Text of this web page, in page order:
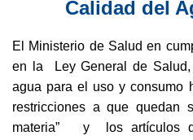
Calidad del
El Ministerio de Salud en
en la Ley General de
agua para el uso y consumo
restricciones a que quedan
materia” y los artículos